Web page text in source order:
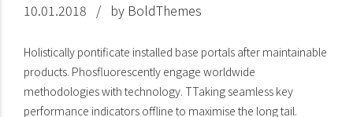
10.01.2018 by BoldThemes
Holistically pontificate installed base portals after maintainable
products. Phosfluorescently engage worldwide
methodologies with technology. TTaking seamless key
performance indicators offline to maximise the long tail.